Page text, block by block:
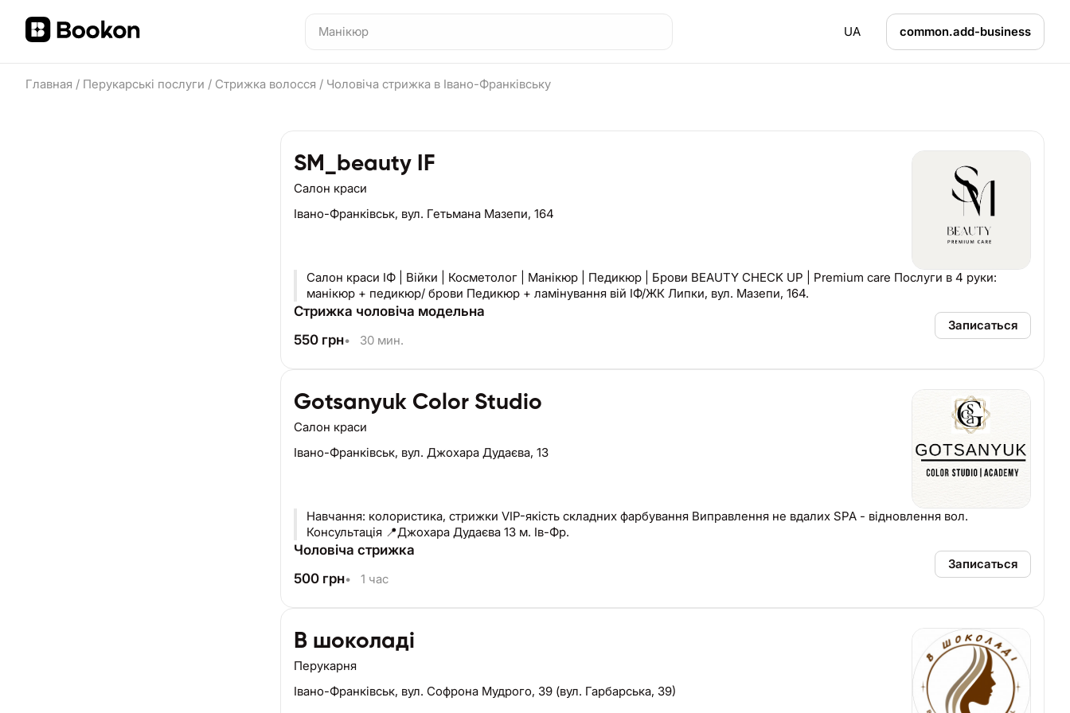
UA common.add-business
Главная / Перукарські послуги / Стрижка волосся / Чоловіча стрижка в Івано-Франківську
SM_beauty IF
Салон краси
Івано-Франківськ, вул. Гетьмана Мазепи, 164
Салон краси ІФ | Війки | Косметолог | Манікюр | Педикюр | Брови BEAUTY CHECK UP | Premium care Послуги в 4 руки:
манікюр + педикюр/ брови Педикюр + ламінування вій ІФ/ЖК Липки, вул. Мазепи, 164.
Стрижка чоловіча модельна
550 грн• 30 мин.
Записаться
Gotsanyuk Color Studio
Салон краси
Івано-Франківськ, вул. Джохара Дудаєва, 13
Навчання: колористика, стрижки VIP-якість складних фарбування Виправлення не вдалих SPA - відновлення вол.
Консультація 📍Джохара Дудаєва 13 м. Ів-Фр.
Чоловіча стрижка
500 грн• 1 час
Записаться
В шоколаді
Перукарня
Івано-Франківськ, вул. Софрона Мудрого, 39 (вул. Гарбарська, 39)